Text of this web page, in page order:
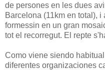
de persones en les dues
Barcelona (11km en total),
formessin en un gran
tot el recorregut. El repte
Como viene siendo
diferentes organizaciones